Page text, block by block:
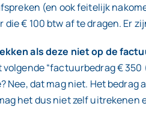
(en ook feitelijk
die € 100 btw af te dragen. Er
als deze niet op de
“factuurbedrag €
Nee, dat mag niet. Het
het dus niet zelf